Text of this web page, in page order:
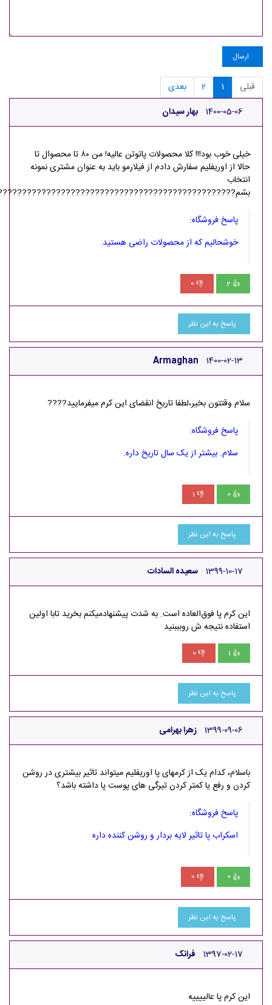
ارسال
قبلی 1
2
بعدی
بهار سیدان 1400-05-06
خیلی خوب بود!!! کلا محصولات پاتوتن عالیه! من ۸۰ تا محصوال تا
حالا از اوریفلیم سفارش دادم از فیلارمو باید به عنوان مشتری نمونه
انتخاب
پاسخ فروشگاه:
خوشحالیم که از محصولات راضی هستید.
👍
2
👎
0
پاسخ به این نظر
Armaghan 1400-02-13
سلام وقتتون بخیر،لطفا تاریخ انقضای این کرم میفرمایید????
پاسخ فروشگاه:
سلام. بیشتر از یک سال تاریخ داره.
👍
0
👎
1
پاسخ به این نظر
سعیده السادات 1399-10-17
این کرم پا فوق‌العاده است. به شدت پیشنهادمیکنم بخرید تابا اولین
استفاده نتیجه ش روبببنید
👍
1
👎
0
پاسخ به این نظر
زهرا بهرامی 1399-09-06
باسلام، کدام یک از کرمهای پا اوریفلیم میتواند تاثیر بیشتری در روشن
کردن و رفع یا کمتر کردن تیرگی های پوست پا داشته باشد؟
پاسخ فروشگاه:
اسکراب پا تاثیر لایه بردار و روشن کننده داره
👍
0
👎
0
پاسخ به این نظر
فرانک 1397-02-17
این کرم پا عالییییه